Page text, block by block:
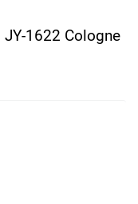
JY-1622 Cologne